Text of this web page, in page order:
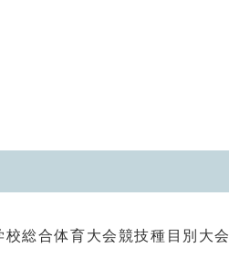
総合体育大会競技種目別大